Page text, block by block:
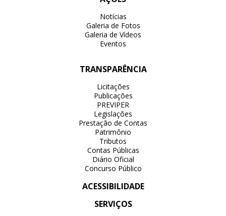
Notícias
Galeria de Fotos
Galeria de Vídeos
Eventos
TRANSPARÊNCIA
Licitações
Publicações
PREVIPER
Legislações
Prestação de Contas
Patrimônio
Tributos
Contas Públicas
Diário Oficial
Concurso Público
ACESSIBILIDADE
SERVIÇOS